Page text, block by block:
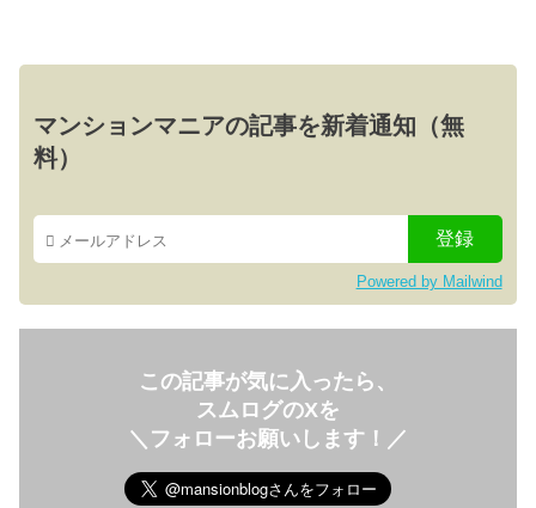
マンションマニアの記事を新着通知（無
料）
Powered by Mailwind
この記事が気に入ったら、
スムログのXを
＼フォローお願いします！／